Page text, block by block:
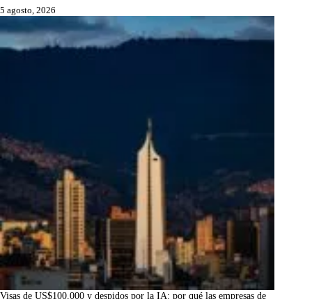
5 agosto, 2026
Visas de US$100.000 y despidos por la IA: por qué las empresas de